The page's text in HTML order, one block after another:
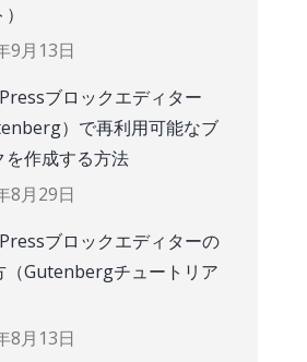
9月13日
ブロックエディター
）で再利用可能なブ
を作成する方法
8月29日
ブロックエディターの
（Gutenbergチュートリア
8月13日